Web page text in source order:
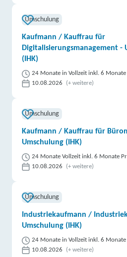
Umschulung
Kaufmann / Kauffrau für
Digitalisierungsmanagement -
(IHK)
24 Monate in Vollzeit inkl. 6
10.08.2026
(+ weitere)
Umschulung
Kaufmann / Kauffrau für
Umschulung (IHK)
24 Monate Vollzeit inkl. 6 Monate
10.08.2026
(+ weitere)
Umschulung
Industriekaufmann /
Umschulung (IHK)
24 Monate in Vollzeit inkl. 6
10.08.2026
(+ weitere)